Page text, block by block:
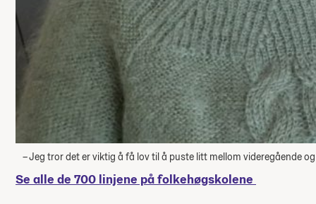
– Jeg tror det er viktig å få lov til å puste litt mellom videregående
Se alle de 700 linjene på folkehøgskolene